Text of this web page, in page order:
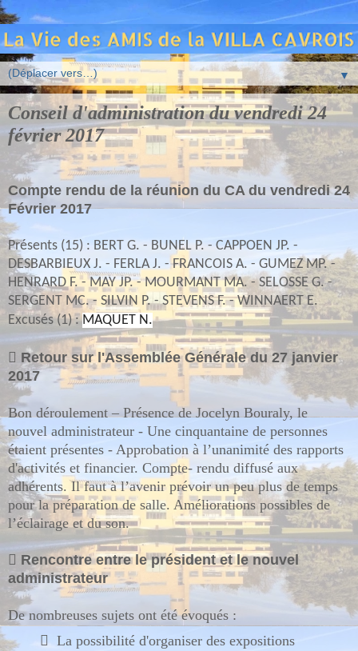
▼
Conseil d'administration du vendredi 24
février 2017
Compte rendu de la réunion du CA du vendredi 24
Février 2017
Présents (15) : BERT G. - BUNEL P. - CAPPOEN JP. -
DESBARBIEUX J. - FERLA J. - FRANCOIS A. - GUMEZ MP. -
HENRARD F. - MAY JP. - MOURMANT MA. - SELOSSE G. -
SERGENT MC. - SILVIN P. - STEVENS F. - WINNAERT E.
Excusés (1) :MAQUET N.
 Retour sur l'Assemblée Générale du 27 janvier
2017
Bon déroulement – Présence de Jocelyn Bouraly, le
nouvel administrateur - Une cinquantaine de personnes
étaient présentes - Approbation à l’unanimité des rapports
d'activités et financier. Compte- rendu diffusé aux
adhérents. Il faut à l’avenir prévoir un peu plus de temps
pour la préparation de salle. Améliorations possibles de
l’éclairage et du son.
 Rencontre entre le président et le nouvel
administrateur
De nombreuses sujets ont été évoqués :
 La possibilité d'organiser des expositions